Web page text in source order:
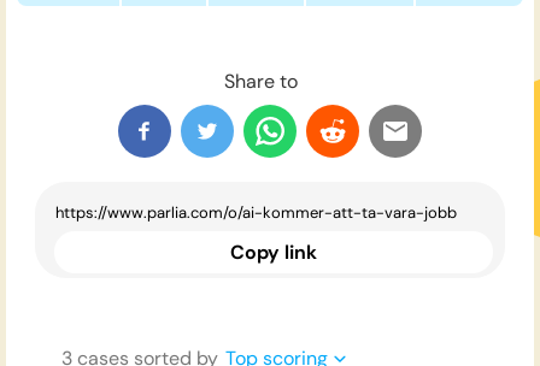
Share to
Copy link
3cases sorted by Top scoring